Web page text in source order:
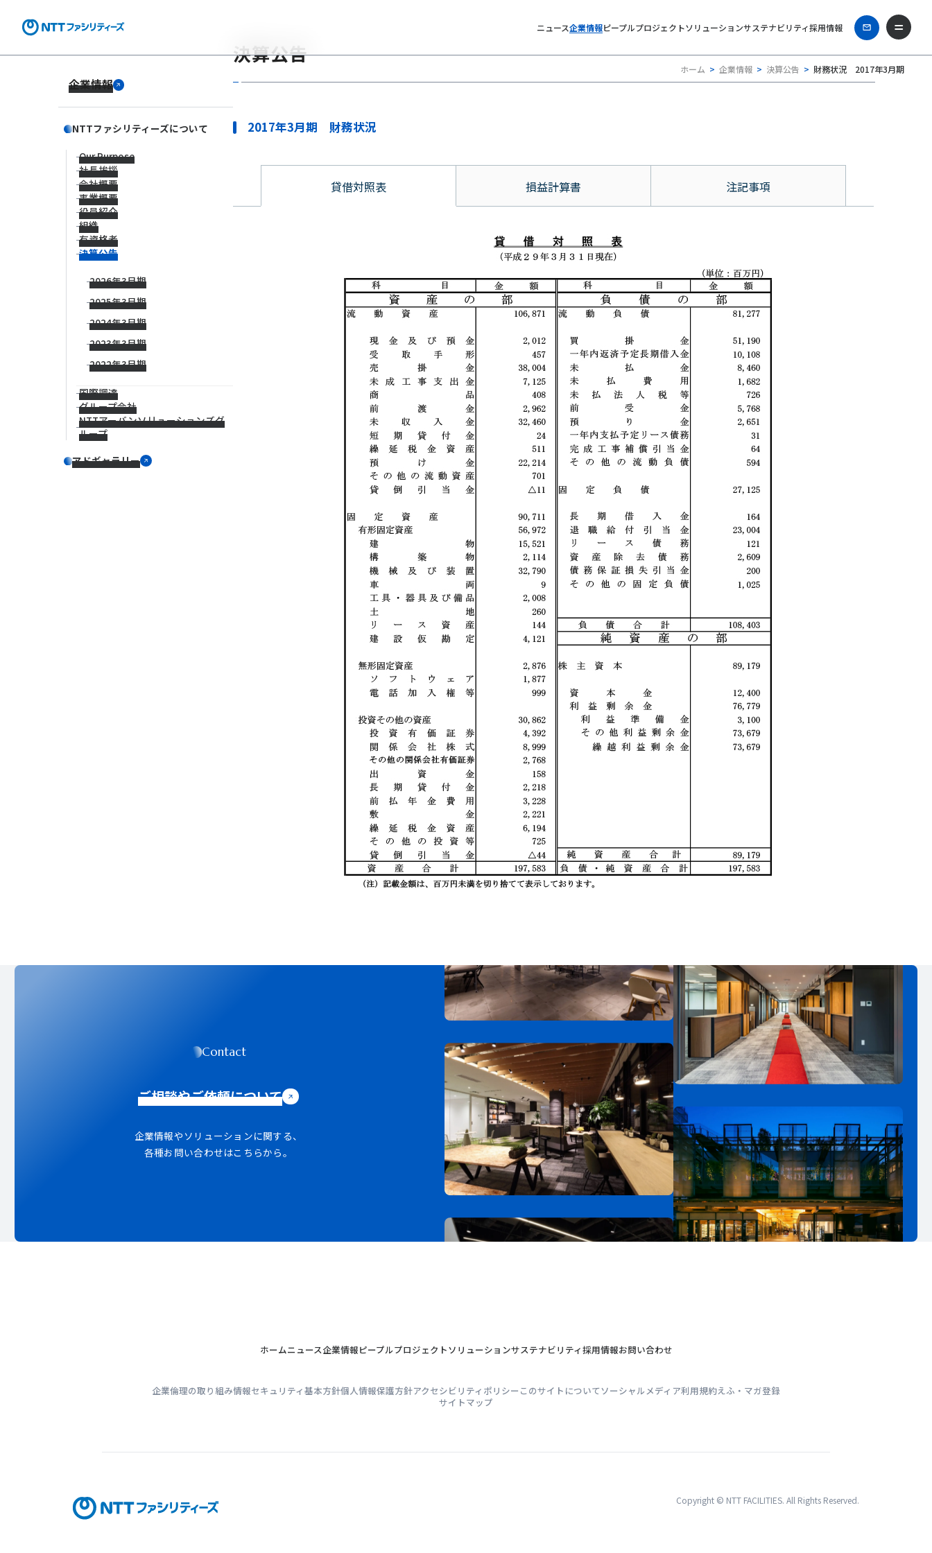
ニュース企業情報ピープルプロジェクトソリューションサステナビリティ採用情報
ホーム 企業情報 決算公告 財務状況 2017年3月期
企業情報
NTTファシリティーズについて
Our Purpose
社長挨拶
会社概要
事業概要
役員紹介
組織
有資格者
決算公告
2026年3月期
2025年3月期
2024年3月期
2023年3月期
2022年3月期
国際調達
グループ会社
NTTアーバンソリューションズグ
ループ
アドギャラリー
決算公告
2017年3月期 財務状況
貸借対照表 損益計算書 注記事項
Contact
ご相談やご依頼について
企業情報やソリューションに関する、
各種お問い合わせはこちらから。
ホームニュース企業情報ピープルプロジェクトソリューションサステナビリティ採用情報お問い合わせ
企業倫理の取り組み情報セキュリティ基本方針個人情報保護方針アクセシビリティポリシー このサイトについてソーシャルメディア利用規約えふ・マガ登録
サイトマップ
Copyright © NTT FACILITIES. All Rights Reserved.